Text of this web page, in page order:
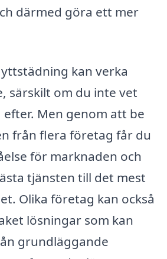
därmed göra ett mer
kan verka
särskilt om du inte vet
Men genom att be
från flera företag får du
för marknaden och
tjänsten till det mest
Olika företag kan också
lösningar som kan
grundläggande